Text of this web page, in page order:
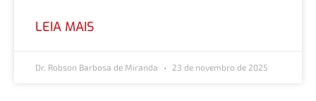
LEIA MAIS
Dr. Robson Barbosa de Miranda 23 de novembro de 2025